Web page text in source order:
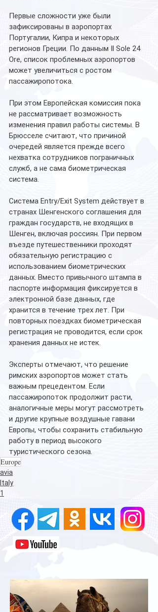
Первые сложности уже были
зафиксированы в аэропортах
Португалии, Кипра и некоторых
регионов Греции. По данным Il Sole 24
Ore, список проблемных аэропортов
может увеличиться с ростом
пассажиропотока.
При этом Европейская комиссия пока
не рассматривает возможность
изменения правил работы системы. В
Брюсселе считают, что причиной
очередей является прежде всего
нехватка сотрудников пограничных
служб, а не сама биометрическая
система.
Система Entry/Exit System действует в
странах Шенгенского соглашения для
граждан государств, не входящих в
Шенген, включая россиян. При первом
въезде путешественники проходят
обязательную регистрацию с
использованием биометрических
данных. Вместо привычного штампа в
паспорте информация фиксируется в
электронной базе данных, где
хранится в течение трех лет. При
повторных поездках биометрическая
регистрация не проводится, если срок
хранения данных не истек.
Эксперты отмечают, что решение
римских аэропортов может стать
важным прецедентом. Если
пассажиропоток продолжит расти,
аналогичные меры могут рассмотреть
и другие крупные воздушные гавани
Европы, чтобы сохранить стабильную
работу в период высокого
туристического сезона.
Europe
avia
Italy
1